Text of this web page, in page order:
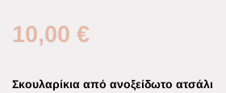
10,00 €
Σκουλαρίκια από ανοξείδωτο ατσάλι